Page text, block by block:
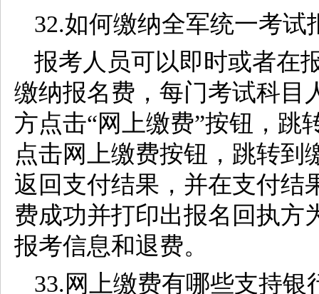
32.如何缴纳全军统一考试
报考人员可以即时或者在
缴纳报名费，每门考试科目
方点击“网上缴费”按钮，跳
点击网上缴费按钮，跳转到
返回支付结果，并在支付结
费成功并打印出报名回执方
报考信息和退费。
33.网上缴费有哪些支持银